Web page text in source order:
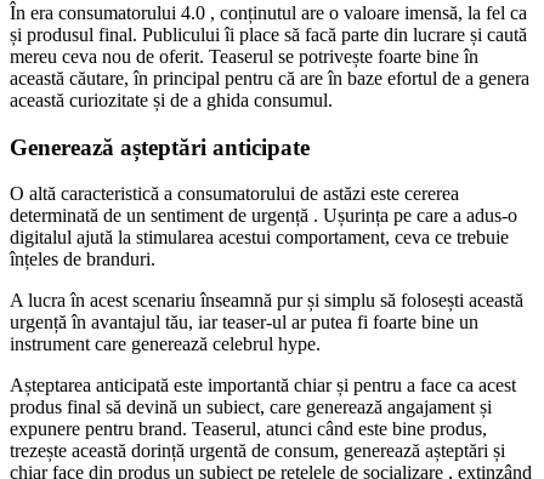
În era consumatorului 4.0 , conținutul are o valoare imensă, la fel ca
și produsul final. Publicului îi place să facă parte din lucrare și caută
mereu ceva nou de oferit. Teaserul se potrivește foarte bine în
această căutare, în principal pentru că are în baze efortul de a genera
această curiozitate și de a ghida consumul.
Generează așteptări anticipate
O altă caracteristică a consumatorului de astăzi este cererea
determinată de un sentiment de urgență . Ușurința pe care a adus-o
digitalul ajută la stimularea acestui comportament, ceva ce trebuie
înțeles de branduri.
A lucra în acest scenariu înseamnă pur și simplu să folosești această
urgență în avantajul tău, iar teaser-ul ar putea fi foarte bine un
instrument care generează celebrul hype.
Așteptarea anticipată este importantă chiar și pentru a face ca acest
produs final să devină un subiect, care generează angajament și
expunere pentru brand. Teaserul, atunci când este bine produs,
trezește această dorință urgentă de consum, generează așteptări și
chiar face din produs un subiect pe rețelele de socializare , extinzând